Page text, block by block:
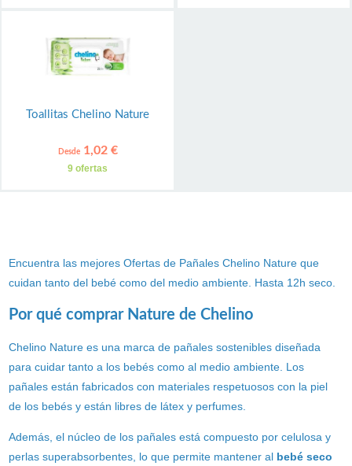
Toallitas Chelino Nature
Desde1,02 €
9 ofertas
Encuentra las mejores Ofertas de Pañales Chelino Nature que
cuidan tanto del bebé como del medio ambiente. Hasta 12h seco.
Por qué comprar Nature de Chelino
Chelino Nature es una marca de pañales sostenibles diseñada
para cuidar tanto a los bebés como al medio ambiente. Los
pañales están fabricados con materiales respetuosos con la piel
de los bebés y están libres de látex y perfumes.
Además, el núcleo de los pañales está compuesto por celulosa y
perlas superabsorbentes, lo que permite mantener al bebé seco